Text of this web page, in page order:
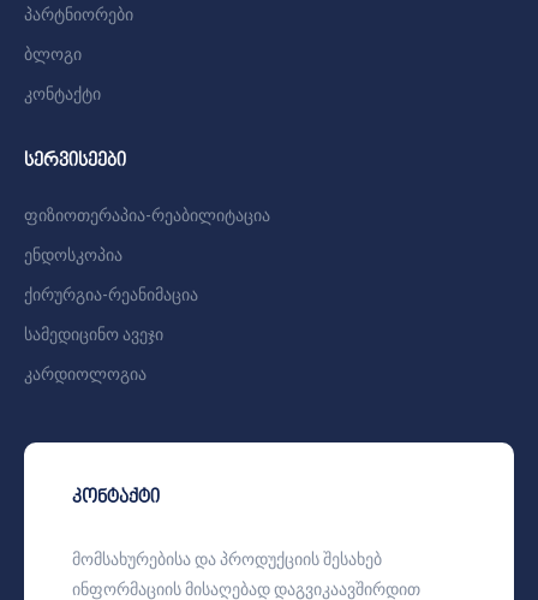
პარტნიორები
ბლოგი
კონტაქტი
სერვისეები
ფიზიოთერაპია-რეაბილიტაცია
ენდოსკოპია
ქირურგია-რეანიმაცია
სამედიცინო ავეჯი
კარდიოლოგია
კონტაქტი
მომსახურებისა და პროდუქციის შესახებ
ინფორმაციის მისაღებად დაგვიკაავშირდით